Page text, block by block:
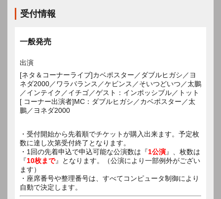
受付情報
一般発売
出演
[ネタ＆コーナーライブ]カベポスター／ダブルヒガシ／ヨ
ネダ2000／ワラバランス／ケビンス／そいつどいつ／太鵬
／インテイク／イチゴ／ゲスト：インポッシブル／トット
[ コーナー出演者]MC：ダブルヒガシ／カベポスター／太
鵬／ヨネダ2000
・受付開始から先着順でチケットが購入出来ます。予定枚
数に達し次第受付終了となります。
・1回の先着申込で申込可能な公演数は『1公演』、枚数は
『10枚まで』となります。（公演により一部例外がござい
ます）
・座席番号や整理番号は、すべてコンピュータ制御により
自動で決定します。